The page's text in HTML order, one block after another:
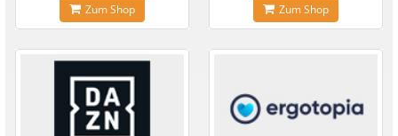
Zum Shop Zum Shop